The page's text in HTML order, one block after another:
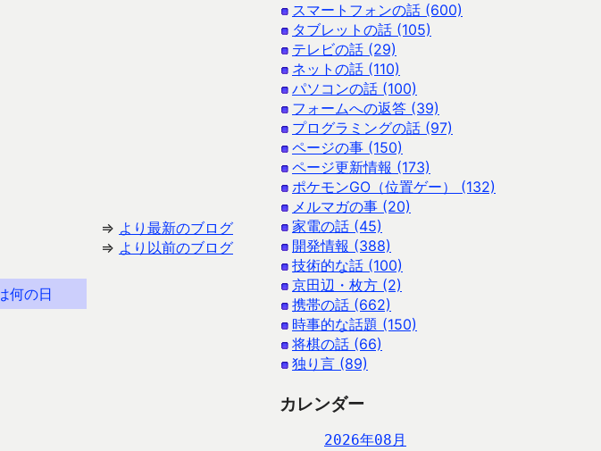
⇒ より最新のブログ
⇒ より以前のブログ
何の日
スマートフォンの話 (600)
タブレットの話 (105)
テレビの話 (29)
ネットの話 (110)
パソコンの話 (100)
フォームへの返答 (39)
プログラミングの話 (97)
ページの事 (150)
ページ更新情報 (173)
ポケモンGO（位置ゲー） (132)
メルマガの事 (20)
家電の話 (45)
開発情報 (388)
技術的な話 (100)
京田辺・枚方 (2)
携帯の話 (662)
時事的な話題 (150)
将棋の話 (66)
独り言 (89)
カレンダー
2026年08月